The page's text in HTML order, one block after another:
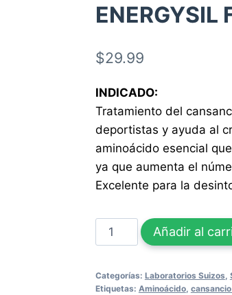
ENERGYSIL
$29.99
INDICADO:
Tratamiento del
deportistas y ayuda al
aminoácido esencial
ya que aumenta el
Excelente para la
ENERGYSIL
FORTE
Tabletas
Añadir al
Categorías: Laboratorios Suizos,
Etiquetas: Aminoácido,